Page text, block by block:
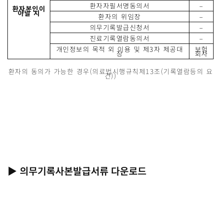
환자본인이
아닐 시
환자자필서명동의서
–
환자의 위임장
–
의무기록발급신청서
–
진료기록열람동의서
–
개인정보의 목적 외 이용 및 제3자 제공대
장 보험
회사
환자의 동의가 가능한 경우(의료법시행규칙제13조(기록열람등의 요
건))
▶ 의무기록사본발급서류 다운로드